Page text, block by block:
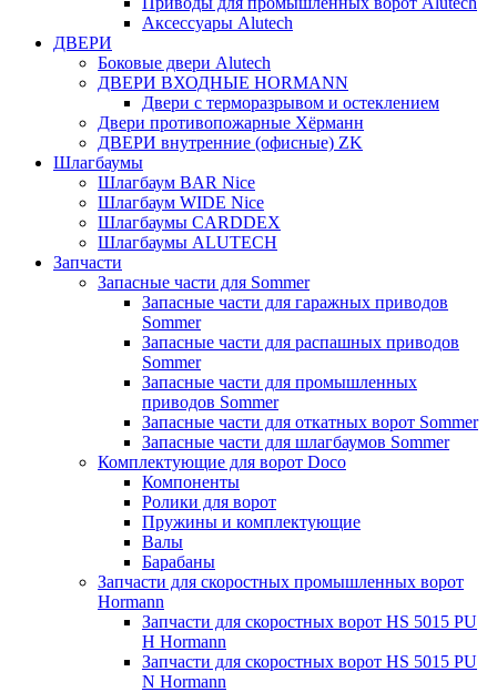
Аксессуары Alutech
ДВЕРИ
Боковые двери Alutech
ДВЕРИ ВХОДНЫЕ HORMANN
Двери с терморазрывом и остеклением
Двери противопожарные Хёрманн
ДВЕРИ внутренние (офисные) ZK
Шлагбаумы
Шлагбаум BAR Nice
Шлагбаум WIDE Nice
Шлагбаумы CARDDEX
Шлагбаумы ALUTECH
Запчасти
Запасные части для Sommer
Запасные части для гаражных приводов
Sommer
Запасные части для распашных приводов
Sommer
Запасные части для промышленных
приводов Sommer
Запасные части для откатных ворот Sommer
Запасные части для шлагбаумов Sommer
Комплектующие для ворот Doco
Компоненты
Ролики для ворот
Пружины и комплектующие
Валы
Барабаны
Запчасти для скоростных промышленных ворот
Hormann
Запчасти для скоростных ворот HS 5015 PU
H Hormann
Запчасти для скоростных ворот HS 5015 PU
N Hormann